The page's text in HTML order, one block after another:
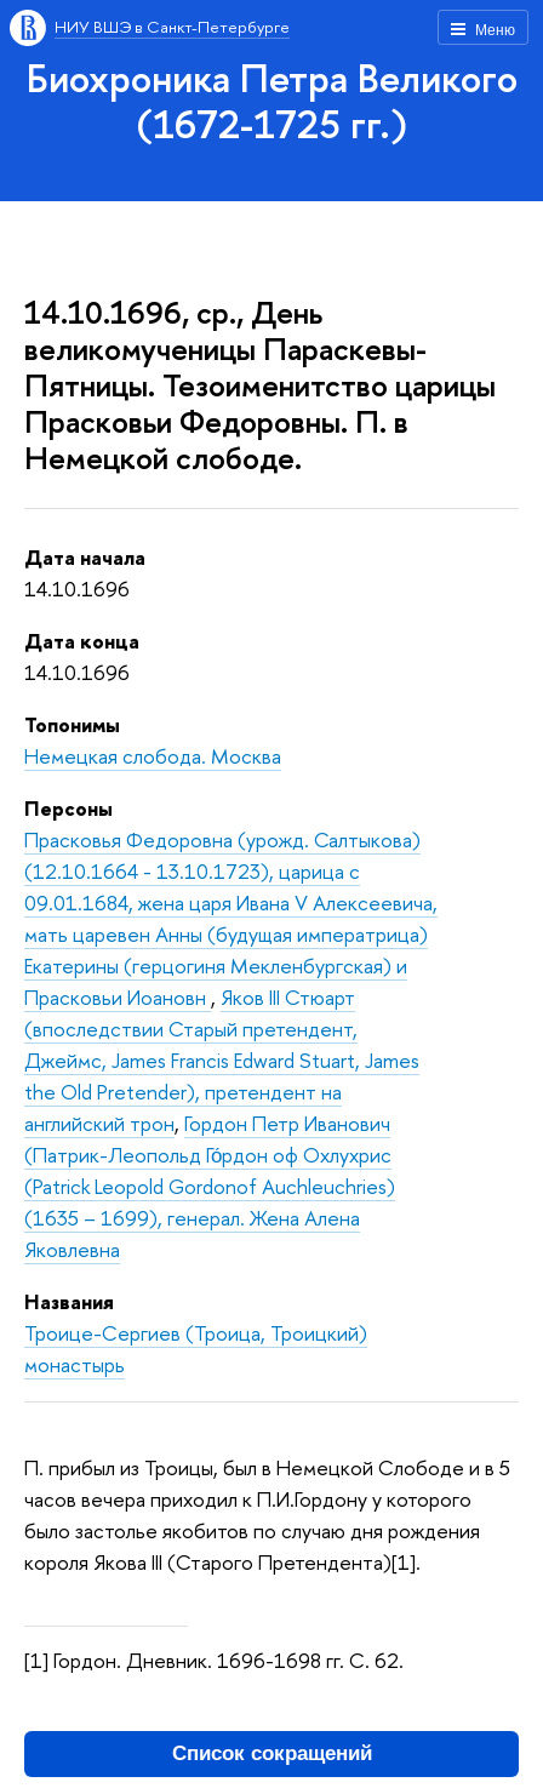
Меню
НИУ ВШЭ в Санкт-Петербурге
Биохроника Петра Великого
(1672-1725 гг.)
14.10.1696, ср., День
великомученицы Параскевы-
Пятницы. Тезоименитство царицы
Прасковьи Федоровны. П. в
Немецкой слободе.
Дата начала
14.10.1696
Дата конца
14.10.1696
Топонимы
Немецкая слобода. Москва
Персоны
Прасковья Федоровна (урожд. Салтыкова)
(12.10.1664 - 13.10.1723), царица с
09.01.1684, жена царя Ивана V Алексеевича,
мать царевен Анны (будущая императрица)
Екатерины (герцогиня Мекленбургская) и
Прасковьи Иоановн , Яков III Стюарт
(впоследствии Старый претендент,
Джеймс, James Francis Edward Stuart, James
the Old Pretender), претендент на
английский трон, Гордон Петр Иванович
(Патрик-Леопольд Го́рдон оф Охлухрис
(Patrick Leopold Gordonof Auchleuchries)
(1635 – 1699), генерал. Жена Алена
Яковлевна
Названия
Троице-Сергиев (Троица, Троицкий)
монастырь
П. прибыл из Троицы, был в Немецкой Слободе и в 5
часов вечера приходил к П.И.Гордону у которого
было застолье якобитов по случаю дня рождения
короля Якова III (Старого Претендента)[1].
[1] Гордон. Дневник. 1696-1698 гг. С. 62.
Список сокращений